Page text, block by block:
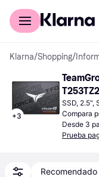
Comprar con Klarna
Klarna/Shopping/
+3
SSD, 2.5",
Compara
Desde 3
Prueba
Recomendado